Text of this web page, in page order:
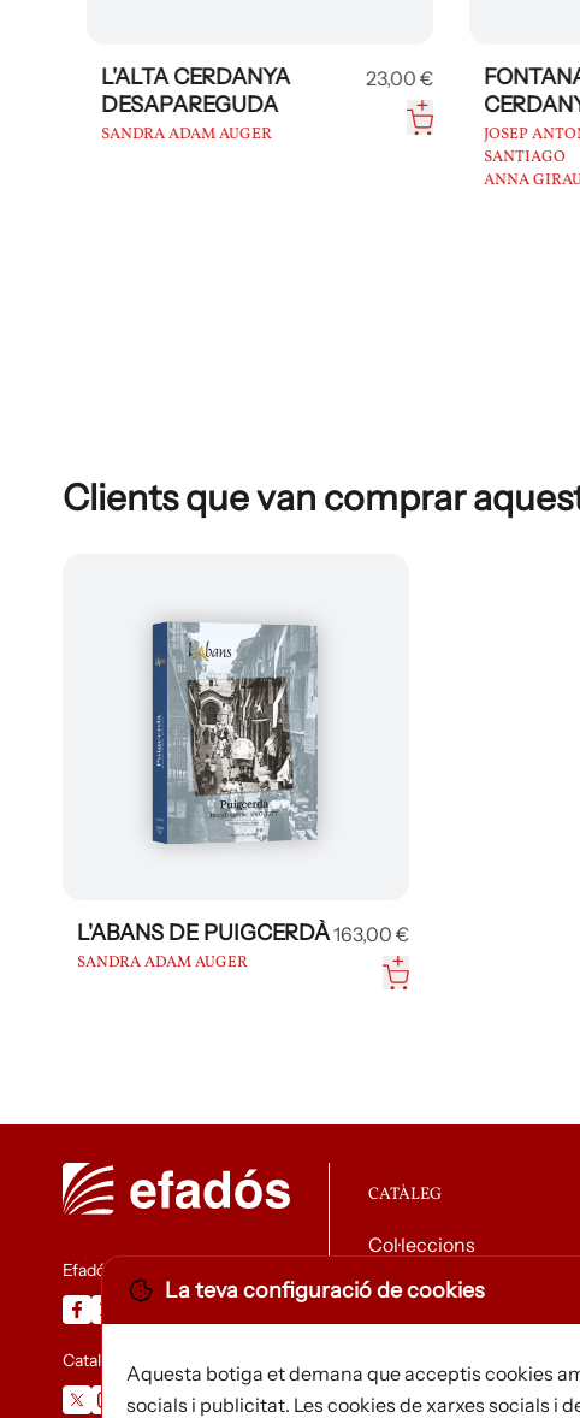
L'ALTA CERDANYA
DESAPAREGUDA
SANDRA ADAM AUGER
23,00 €
CERDANYA
JOSEP ANTONI
SANTIAGO
ANNA GIRAUT
Clients que van comprar
L'ABANS DE PUIGCERDÀ
SANDRA ADAM AUGER
163,00 €
Efadós
Catalunya Desapareguda
CATÀLEG
Col·leccions
Descarregar catàleg
La teva configuració de cookies
Aquesta botiga et demana que acceptis cookies
socials i publicitat. Les cookies de xarxes socials i